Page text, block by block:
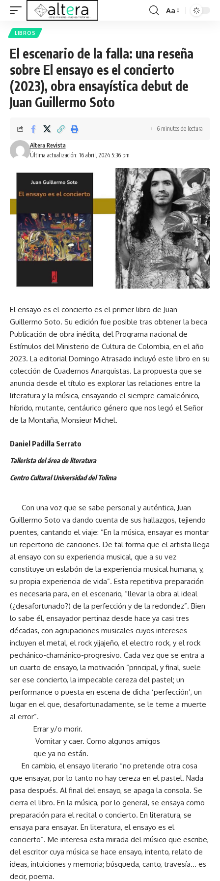
Aa
LIBROS
El escenario de la falla: una reseña
sobre El ensayo es el concierto
(2023), obra ensayística debut de
Juan Guillermo Soto
Última actualización: 16 abril, 2024 5:36 pm
Altera Revista
6 minutos de lectura
El ensayo es el concierto es el primer libro de Juan
Guillermo Soto. Su edición fue posible tras obtener la beca
Publicación de obra inédita, del Programa nacional de
Estímulos del Ministerio de Cultura de Colombia, en el año
2023. La editorial Domingo Atrasado incluyó este libro en su
colección de Cuadernos Anarquistas. La propuesta que se
anuncia desde el título es explorar las relaciones entre la
literatura y la música, ensayando el siempre camaleónico,
híbrido, mutante, centáurico género que nos legó el Señor
de la Montaña, Monsieur Michel.
Daniel Padilla Serrato
Tallerista del área de literatura
Centro Cultural Universidad del Tolima
Con una voz que se sabe personal y auténtica, Juan
Guillermo Soto va dando cuenta de sus hallazgos, tejiendo
puentes, cantando el viaje: “En la música, ensayar es montar
un repertorio de canciones. De tal forma que el artista llega
al ensayo con su experiencia musical, que a su vez
constituye un eslabón de la experiencia musical humana, y,
su propia experiencia de vida”. Esta repetitiva preparación
es necesaria para, en el escenario, “llevar la obra al ideal
(¿desafortunado?) de la perfección y de la redondez”. Bien
lo sabe él, ensayador pertinaz desde hace ya casi tres
décadas, con agrupaciones musicales cuyos intereses
incluyen el metal, el rock yijajeño, el electro rock, y el rock
pechánico-chamánico-progresivo. Cada vez que se entra a
un cuarto de ensayo, la motivación “principal, y final, suele
ser ese concierto, la impecable cereza del pastel; un
performance o puesta en escena de dicha ‘perfección’, un
lugar en el que, desafortunadamente, se le teme a muerte
al error”.
Errar y/o morir.
Vomitar y caer. Como algunos amigos
que ya no están.
En cambio, el ensayo literario “no pretende otra cosa
que ensayar, por lo tanto no hay cereza en el pastel. Nada
pasa después. Al final del ensayo, se apaga la consola. Se
cierra el libro. En la música, por lo general, se ensaya como
preparación para el recital o concierto. En literatura, se
ensaya para ensayar. En literatura, el ensayo es el
concierto”. Me interesa esta mirada del músico que escribe,
del escritor cuya música se hace ensayo, intento, relato de
ideas, intuiciones y memoria; búsqueda, canto, travesía… es
decir, poema.